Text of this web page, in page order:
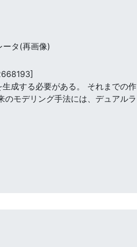
タ(再画像)
成する必要がある。 それまでの作
モデリング手法には、デュアルラ